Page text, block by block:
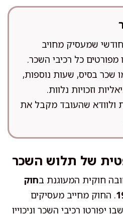
שמעסיק מחויב
מפורטים כל רכיבי השכר.
שכר בסיס, שעות נוספות,
וזכויות נלוות.
ולוודא שהעובד מקבל את
של תלוש השכר
חוקית המעוגנת בחוק
. החוק מחייב מעסיקים
יפורטו רכיבי השכר וניכוייו